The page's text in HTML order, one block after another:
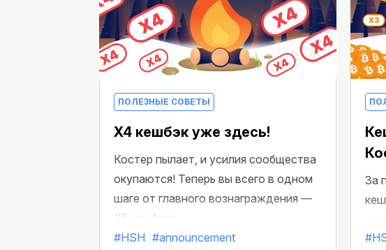
ПОЛЕЗНЫЕ СОВЕТЫ
X4 кешбэк уже здесь!
Костер пылает, и усилия сообщества
окупаются! Теперь вы всего в одном
шаге от главного вознаграждения —
X5 кешбэка.
#HSH #announcement
За